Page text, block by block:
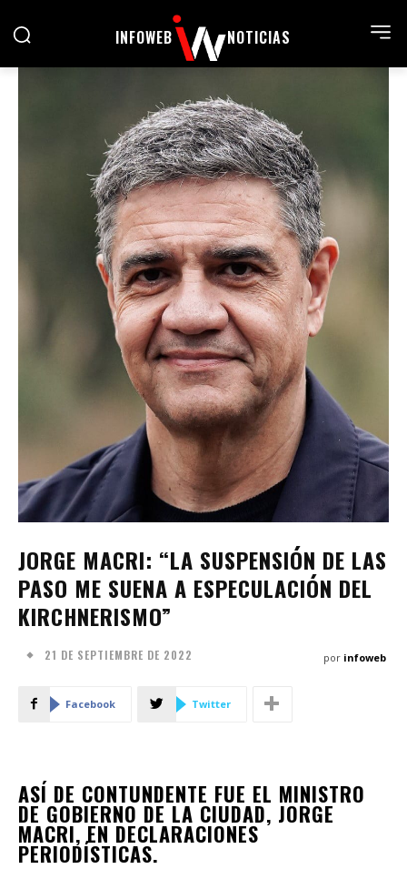
INFOWEB NOTICIAS
JORGE MACRI: “LA SUSPENSIÓN DE LAS
PASO ME SUENA A ESPECULACIÓN DEL
KIRCHNERISMO”
21 DE SEPTIEMBRE DE 2022 por infoweb
Facebook Twitter
ASÍ DE CONTUNDENTE FUE EL MINISTRO
DE GOBIERNO DE LA CIUDAD, JORGE
MACRI, EN DECLARACIONES
PERIODÍSTICAS.